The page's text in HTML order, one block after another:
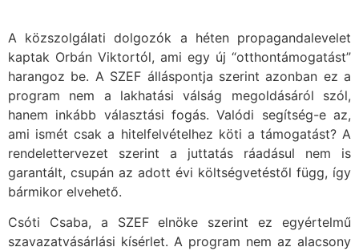
A közszolgálati dolgozók a héten propagandalevelet
kaptak Orbán Viktortól, ami egy új “otthontámogatást”
harangoz be. A SZEF álláspontja szerint azonban ez a
program nem a lakhatási válság megoldásáról szól,
hanem inkább választási fogás. Valódi segítség-e az,
ami ismét csak a hitelfelvételhez köti a támogatást? A
rendelettervezet szerint a juttatás ráadásul nem is
garantált, csupán az adott évi költségvetéstől függ, így
bármikor elvehető.
Csóti Csaba, a SZEF elnöke szerint ez egyértelmű
szavazatvásárlási kísérlet. A program nem az alacsony